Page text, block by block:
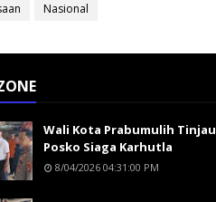
Nasional
Wali Kota Prabumulih Tinjau
Posko Siaga Karhutla
8/04/2026 04:31:00 PM